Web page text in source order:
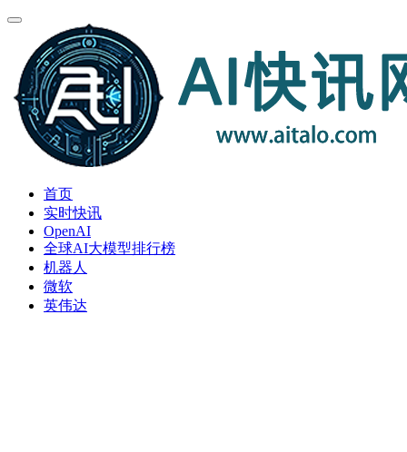
首页
实时快讯
OpenAI
全球AI大模型排行榜
机器人
微软
英伟达